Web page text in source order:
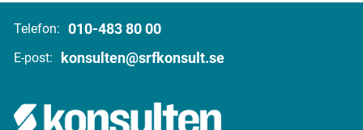
Telefon: 010-483 80 00
E-post: konsulten@srfkonsult.se